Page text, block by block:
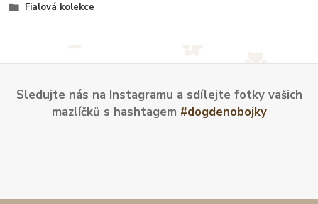
Fialová kolekce
Sledujte nás na Instagramu a sdílejte fotky vašich
mazlíčků s hashtagem #dogdenobojky